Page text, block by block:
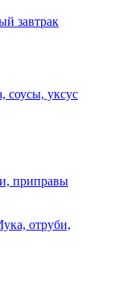
завтрак
соусы, уксус
приправы
отруби,